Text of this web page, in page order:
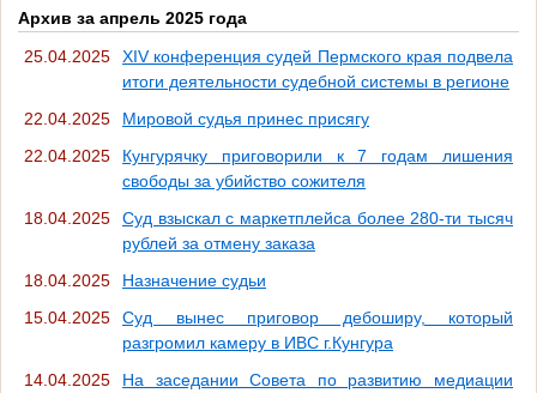
Архив за апрель 2025 года
25.04.2025
ХIV конференция судей Пермского края подвела
итоги деятельности судебной системы в регионе
22.04.2025
Мировой судья принес присягу
22.04.2025
Кунгурячку приговорили к 7 годам лишения
свободы за убийство сожителя
18.04.2025
Суд взыскал с маркетплейса более 280-ти тысяч
рублей за отмену заказа
18.04.2025
Назначение судьи
15.04.2025
Суд вынес приговор дебоширу, который
разгромил камеру в ИВС г.Кунгура
14.04.2025
На заседании Совета по развитию медиации